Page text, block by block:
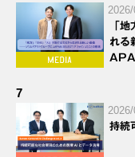
「
れる
7
持続